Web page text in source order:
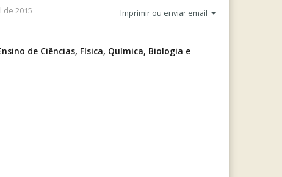
Imprimir ou enviar email
de 2015
de Ciências, Física, Química, Biologia e